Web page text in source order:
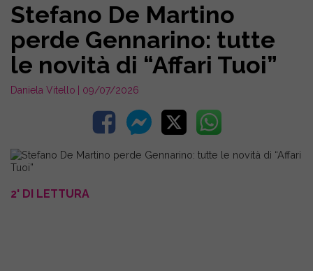
Stefano De Martino
perde Gennarino: tutte
le novità di “Affari Tuoi”
Daniela Vitello | 09/07/2026
2' DI LETTURA